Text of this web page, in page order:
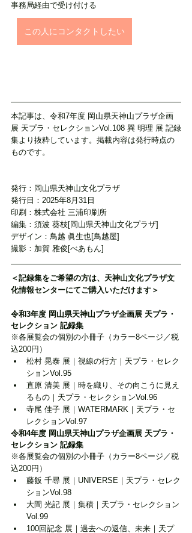
事務局経由で受け付ける
この人にコンタクトしたい
本記事は、令和7年度 岡山県天神山プラザ企画
展 天プラ・セレクションVol.108 巽 明理 展 記録
集より抜粋しています。掲載内容は発行時点の
ものです。
発行：岡山県天神山文化プラザ
発行日：2025年8月31日
印刷：株式会社 三浦印刷所
編集：須波 葵枝[岡山県天神山文化プラザ]
デザイン：鳥越 眞生也[鳥越屋]
撮影：加賀 雅俊[べあもん]
＜記録集をご希望の方は、天神山文化プラザ文
化情報センターにてご購入いただけます＞
令和3年度 岡山県天神山プラザ企画展 天プラ・
セレクション 記録集
※各展覧会の個別の小冊子（カラー8ページ／税
込200円）
松村 晃泰 展｜視線の行方｜天プラ・セレク
ションVol.95
直原 清美 展｜時を織り、その向こうに見え
るもの｜天プラ・セレクションVol.96
寺尾 佳子 展｜WATERMARK｜天プラ・セ
レクションVol.97
令和4年度 岡山県天神山プラザ企画展 天プラ・
セレクション 記録集
※各展覧会の個別の小冊子（カラー8ページ／税
込200円）
藤飯 千尋 展｜UNIVERSE｜天プラ・セレク
ションVol.98
大間 光記 展｜集積｜天プラ・セレクション
Vol.99
100回記念 展｜過去への返信、未来｜天プ